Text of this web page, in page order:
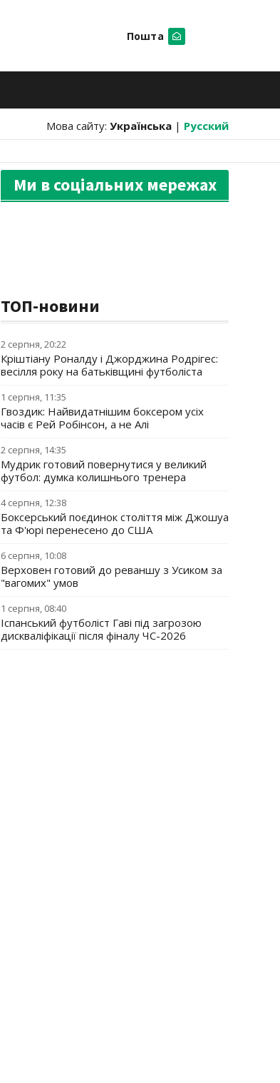
Пошта
Мова сайту: Українська | Русский
Ми в соціальних мережах
ТОП-новини
2 серпня, 20:22
Кріштіану Роналду і Джорджина Родрігес:
весілля року на батьківщині футболіста
1 серпня, 11:35
Гвоздик: Найвидатнішим боксером усіх
часів є Рей Робінсон, а не Алі
2 серпня, 14:35
Мудрик готовий повернутися у великий
футбол: думка колишнього тренера
4 серпня, 12:38
Боксерський поєдинок століття між Джошуа
та Ф'юрі перенесено до США
6 серпня, 10:08
Верховен готовий до реваншу з Усиком за
"вагомих" умов
1 серпня, 08:40
Іспанський футболіст Гаві під загрозою
дискваліфікації після фіналу ЧС-2026